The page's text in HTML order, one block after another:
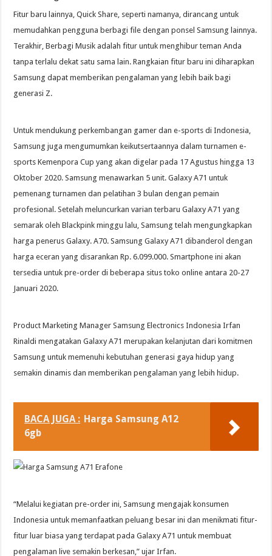
Fitur baru lainnya, Quick Share, seperti namanya, dirancang untuk
memudahkan pengguna berbagi file dengan ponsel Samsung lainnya.
Terakhir, Berbagi Musik adalah fitur untuk menghibur teman Anda
tanpa terlalu dekat satu sama lain. Rangkaian fitur baru ini diharapkan
Samsung dapat memberikan pengalaman yang lebih baik bagi
generasi Z.
Untuk mendukung perkembangan gamer dan e-sports di Indonesia,
Samsung juga mengumumkan keikutsertaannya dalam turnamen e-
sports Kemenpora Cup yang akan digelar pada 17 Agustus hingga 13
Oktober 2020. Samsung menawarkan 5 unit. Galaxy A71 untuk
pemenang turnamen dan pelatihan 3 bulan dengan pemain
profesional. Setelah meluncurkan varian terbaru Galaxy A71 yang
semarak oleh Blackpink minggu lalu, Samsung telah mengungkapkan
harga penerus Galaxy. A70. Samsung Galaxy A71 dibanderol dengan
harga eceran yang disarankan Rp. 6.099.000. Smartphone ini akan
tersedia untuk pre-order di beberapa situs toko online antara 20-27
Januari 2020.
Product Marketing Manager Samsung Electronics Indonesia Irfan
Rinaldi mengatakan Galaxy A71 merupakan kelanjutan dari komitmen
Samsung untuk memenuhi kebutuhan generasi gaya hidup yang
semakin dinamis dan memberikan pengalaman yang lebih hidup.
BACA JUGA : Harga Samsung A12
6gb
“Melalui kegiatan pre-order ini, Samsung mengajak konsumen
Indonesia untuk memanfaatkan peluang besar ini dan menikmati fitur-
fitur luar biasa yang terdapat pada Galaxy A71 untuk membuat
pengalaman live semakin berkesan,” ujar Irfan.